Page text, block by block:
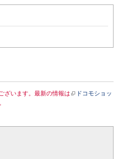
ざいます。最新の情報は
ドコモショッ